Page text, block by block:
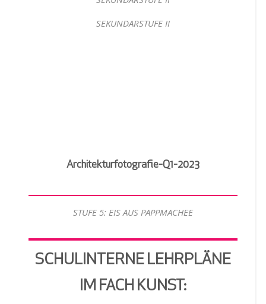
SEKUNDARSTUFE II
Architekturfotografie-Q1-2023
STUFE 5: EIS AUS PAPPMACHEE
SCHULINTERNE LEHRPLÄNE
IM FACH KUNST: